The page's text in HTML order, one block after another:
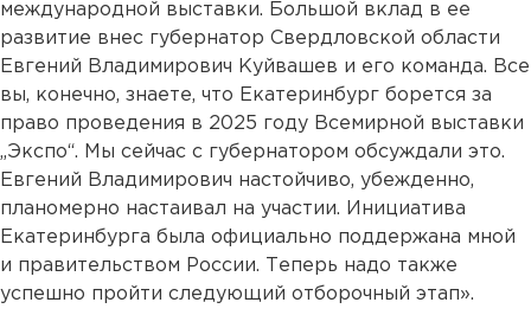
международной выставки. Большой вклад в ее
развитие внес губернатор Свердловской области
Евгений Владимирович Куйвашев и его команда. Все
вы, конечно, знаете, что Екатеринбург борется за
право проведения в 2025 году Всемирной выставки
„Экспо“. Мы сейчас с губернатором обсуждали это.
Евгений Владимирович настойчиво, убежденно,
планомерно настаивал на участии. Инициатива
Екатеринбурга была официально поддержана мной
и правительством России. Теперь надо также
успешно пройти следующий отборочный этап».